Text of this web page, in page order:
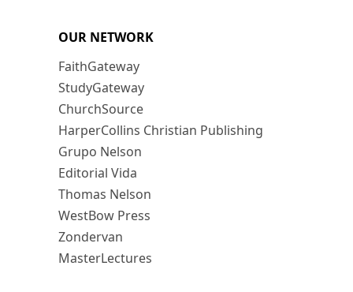
OUR NETWORK
FaithGateway
StudyGateway
ChurchSource
HarperCollins Christian Publishing
Grupo Nelson
Editorial Vida
Thomas Nelson
WestBow Press
Zondervan
MasterLectures